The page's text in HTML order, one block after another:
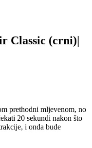
Classic (crni)|
prethodni mljevenom, no
20 sekundi nakon što
i onda bude